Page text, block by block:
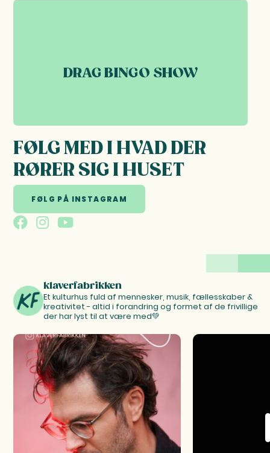
DRAG BINGO SHOW
FØLG MED I HVAD DER
RØRER SIG I HUSET
FØLG PÅ INSTAGRAM
klaverfabrikken
Et kulturhus fuld af mennesker, musik, fællesskaber &
kreativitet - altid i forandring og formet af de frivillige
der har lyst til at være med💚